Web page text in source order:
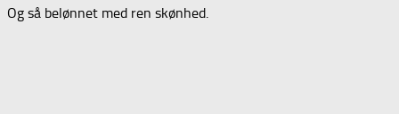
Og så belønnet med ren skønhed.